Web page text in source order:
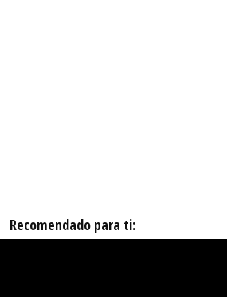
Recomendado para ti: